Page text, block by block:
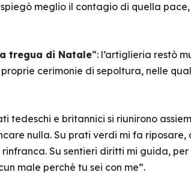
meglio il contagio di quella
tregua di Natale“: l’artiglieria restò
cerimonie di sepoltura, nelle
tedeschi e britannici si riunirono
nulla. Su prati verdi mi fa
Su sentieri diritti mi guida, per
male perchè tu sei con me”.